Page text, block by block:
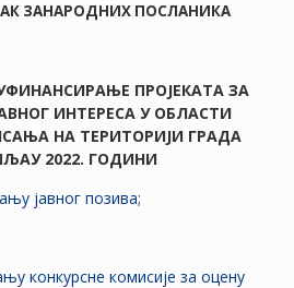
ЗАНАРОДНИХ ПОСЛАНИКА
ПРОЈЕКАТА ЗА
ИНТЕРЕСА У ОБЛАСТИ
НА ТЕРИТОРИЈИ ГРАДА
2022. ГОДИНИ
јавног позива;
конкурсне комисије за оцену